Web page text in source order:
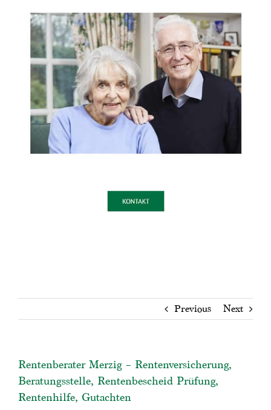
Previous Next
Rentenberater Merzig – Rentenversicherung,
Beratungsstelle, Rentenbescheid Prüfung,
Rentenhilfe, Gutachten